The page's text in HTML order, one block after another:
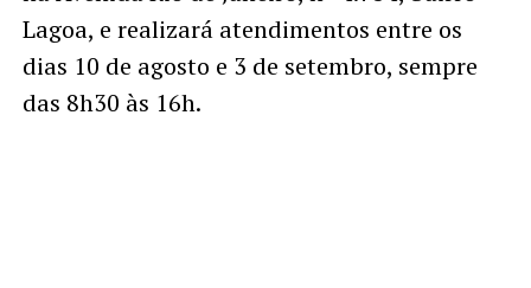
Lagoa, e realizará atendimentos entre os
dias 10 de agosto e 3 de setembro, sempre
das 8h30 às 16h.